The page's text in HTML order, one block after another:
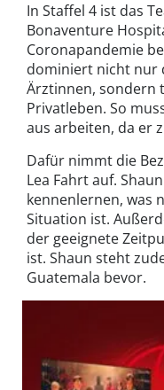
In Staffel 4 ist das
Bonaventure
Coronapandemie
dominiert nicht nur
Ärztinnen, sondern
Privatleben. So
aus arbeiten, da er
Dafür nimmt die
Lea Fahrt auf.
kennenlernen, was
Situation ist.
der geeignete
ist. Shaun steht
Guatemala bevor.